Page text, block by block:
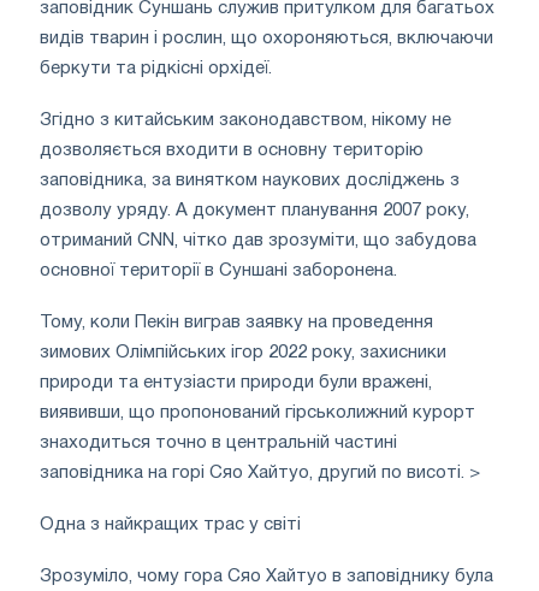
заповідник Суншань служив притулком для багатьох
видів тварин і рослин, що охороняються, включаючи
беркути та рідкісні орхідеї.
Згідно з китайським законодавством, нікому не
дозволяється входити в основну територію
заповідника, за винятком наукових досліджень з
дозволу уряду. А документ планування 2007 року,
отриманий CNN, чітко дав зрозуміти, що забудова
основної території в Суншані заборонена.
Тому, коли Пекін виграв заявку на проведення
зимових Олімпійських ігор 2022 року, захисники
природи та ентузіасти природи були вражені,
виявивши, що пропонований гірськолижний курорт
знаходиться точно в центральній частині
заповідника на горі Сяо Хайтуо, другий по висоті. >
Одна з найкращих трас у світі
Зрозуміло, чому гора Сяо Хайтуо в заповіднику була